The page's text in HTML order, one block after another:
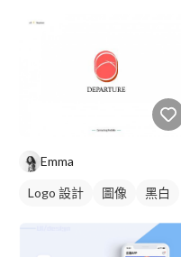
Emma
Logo 設計 圖像 黑白